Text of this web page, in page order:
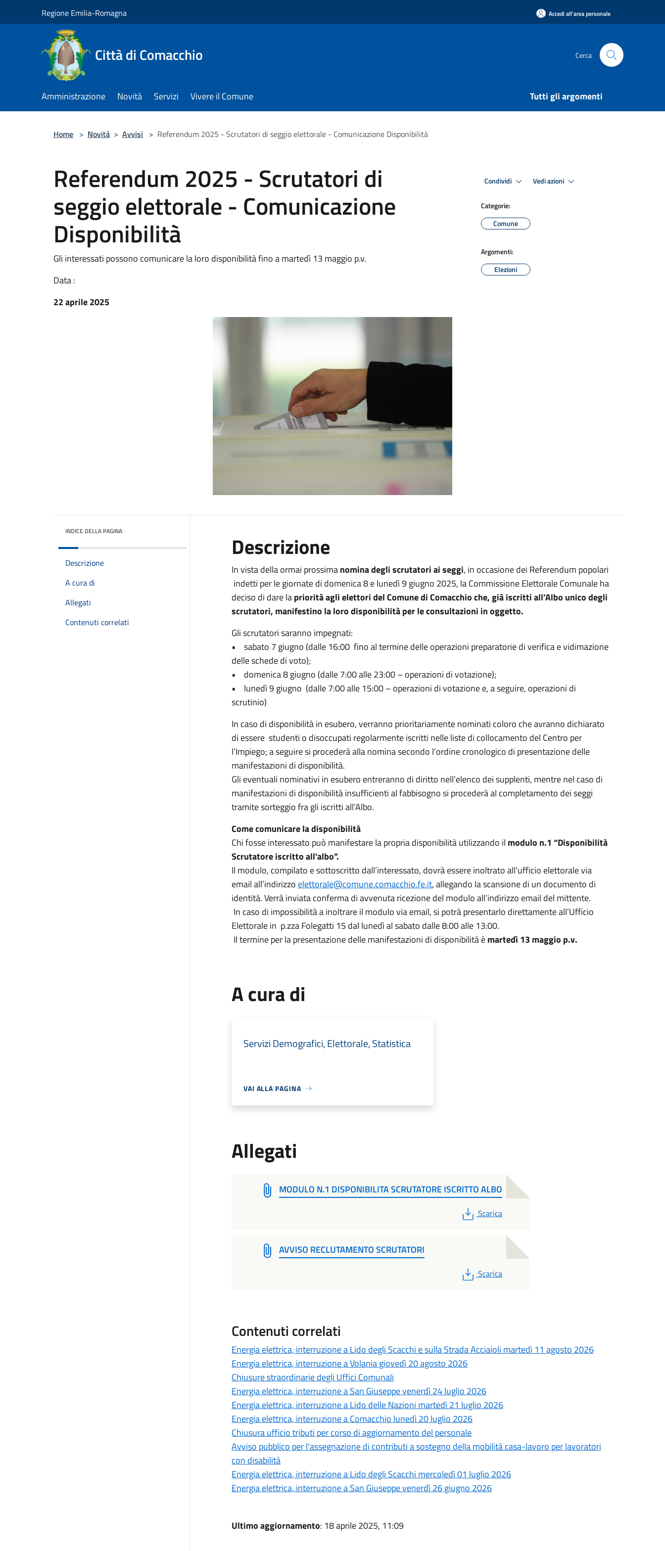
Regione Emilia-Romagna Accedi all'area personale
Città di Comacchio Cerca
Amministrazione Novità Servizi Vivere il Comune Tutti gli argomenti
Home > Novità > Avvisi > Referendum 2025 - Scrutatori di seggio elettorale - Comunicazione Disponibilità
Referendum 2025 - Scrutatori di
seggio elettorale - Comunicazione
Disponibilità
Gli interessati possono comunicare la loro disponibilità fino a martedì 13 maggio p.v.
Data :
22 aprile 2025
Condividi Vedi azioni
Categorie:
Comune
Argomenti:
Elezioni
INDICE DELLA PAGINA
Descrizione
A cura di
Allegati
Contenuti correlati
Descrizione
In vista della ormai prossimanomina degli scrutatori ai seggi, in occasione dei Referendum popolari
indetti per le giornate di domenica 8 e lunedì 9 giugno 2025, la Commissione Elettorale Comunale ha
deciso di dare lapriorità agli elettori del Comune di Comacchio che, già iscritti all’Albo unico degli
scrutatori, manifestino la loro disponibilità per le consultazioni in oggetto.
Gli scrutatori saranno impegnati:
• sabato 7 giugno (dalle 16:00 fino al termine delle operazioni preparatorie di verifica e vidimazione
delle schede di voto);
• domenica 8 giugno (dalle 7:00 alle 23:00 – operazioni di votazione);
• lunedì 9 giugno (dalle 7:00 alle 15:00 – operazioni di votazione e, a seguire, operazioni di
scrutinio)
In caso di disponibilità in esubero, verranno prioritariamente nominati coloro che avranno dichiarato
di essere studenti o disoccupati regolarmente iscritti nelle liste di collocamento del Centro per
l’Impiego; a seguire si procederà alla nomina secondo l’ordine cronologico di presentazione delle
manifestazioni di disponibilità.
Gli eventuali nominativi in esubero entreranno di diritto nell’elenco dei supplenti, mentre nel caso di
manifestazioni di disponibilità insufficienti al fabbisogno si procederà al completamento dei seggi
tramite sorteggio fra gli iscritti all’Albo.
Come comunicare la disponibilità
Chi fosse interessato può manifestare la propria disponibilità utilizzando il modulo n.1 “Disponibilità
Scrutatore iscritto all'albo”.
Il modulo, compilato e sottoscritto dall’interessato, dovrà essere inoltrato all’ufficio elettorale via
email all’indirizzo elettorale@comune.comacchio.fe.it, allegando la scansione di un documento di
identità. Verrà inviata conferma di avvenuta ricezione del modulo all’indirizzo email del mittente.
In caso di impossibilità a inoltrare il modulo via email, si potrà presentarlo direttamente all’Ufficio
Elettorale in p.zza Folegatti 15 dal lunedì al sabato dalle 8:00 alle 13:00.
Il termine per la presentazione delle manifestazioni di disponibilità èmartedì 13 maggio p.v.
A cura di
Servizi Demografici, Elettorale, Statistica
VAI ALLA PAGINA
Allegati
MODULO N.1 DISPONIBILITA SCRUTATORE ISCRITTO ALBO
PDF
Scarica
AVVISO RECLUTAMENTO SCRUTATORI
PDF
Scarica
Contenuti correlati
Energia elettrica, interruzione a Lido degli Scacchi e sulla Strada Acciaioli martedì 11 agosto 2026
Energia elettrica, interruzione a Volania giovedì 20 agosto 2026
Chiusure straordinarie degli Uffici Comunali
Energia elettrica, interruzione a San Giuseppe venerdì 24 luglio 2026
Energia elettrica, interruzione a Lido delle Nazioni martedì 21 luglio 2026
Energia elettrica, interruzione a Comacchio lunedì 20 luglio 2026
Chiusura ufficio tributi per corso di aggiornamento del personale
Avviso pubblico per l'assegnazione di contributi a sostegno della mobilità casa-lavoro per lavoratori
con disabilità
Energia elettrica, interruzione a Lido degli Scacchi mercoledì 01 luglio 2026
Energia elettrica, interruzione a San Giuseppe venerdì 26 giugno 2026
Ultimo aggiornamento: 18 aprile 2025, 11:09